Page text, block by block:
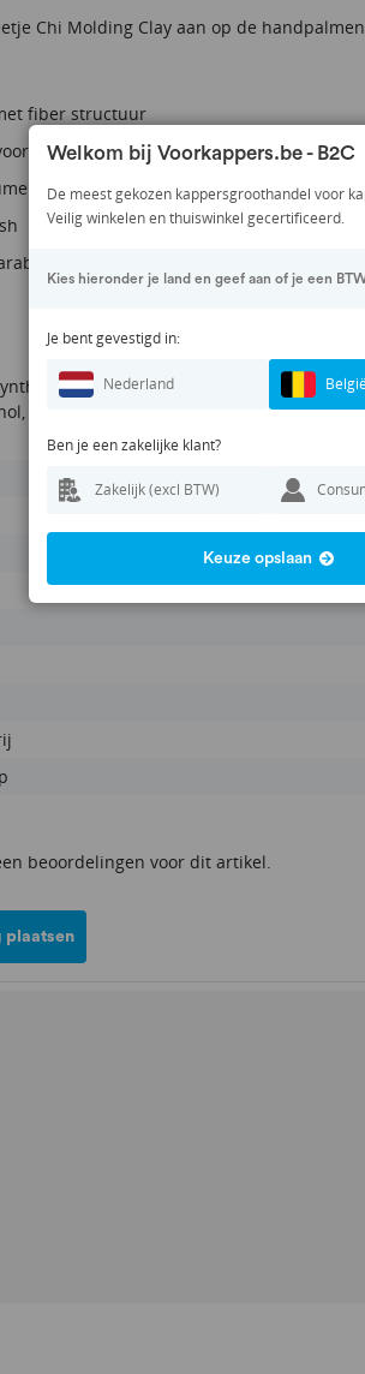
Chi Molding Clay aan op de
fiber structuur
kort haar
en body
Beeswax, Caprylic/Capric
Fragrance (Parfum), Benzyl Benzoate, ,
beoordelingen voor dit artikel.
plaatsen
Welkom bij Voorkappers.be - B2C
De meest gekozen kappersgroothandel voor
Veilig winkelen en thuiswinkel gecertificeerd.
Kies hieronder je land en geef aan of je een
Je bent gevestigd in:
Nederland
Ben je een zakelijke klant?
Zakelijk (excl BTW)
Keuze opslaan